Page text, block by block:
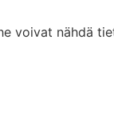
voivat nähdä